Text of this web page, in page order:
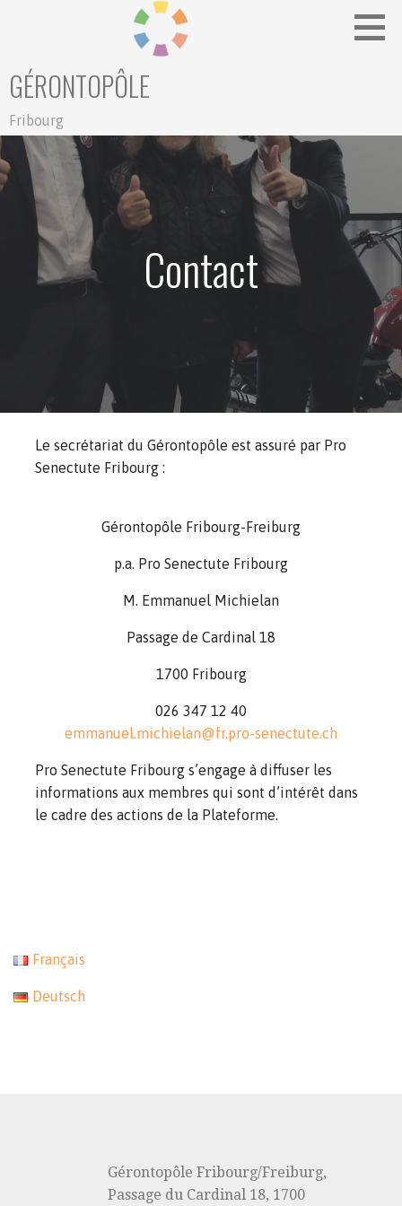
GÉRONTOPÔLE
Fribourg
Contact
Le secrétariat du Gérontopôle est assuré par Pro
Senectute Fribourg :
Gérontopôle Fribourg-Freiburg
p.a. Pro Senectute Fribourg
M. Emmanuel Michielan
Passage de Cardinal 18
1700 Fribourg
026 347 12 40
emmanuel.michielan@fr.pro-senectute.ch
Pro Senectute Fribourg s’engage à diffuser les
informations aux membres qui sont d’intérêt dans
le cadre des actions de la Plateforme.
Français
Deutsch
Gérontopôle Fribourg/Freiburg,
Passage du Cardinal 18, 1700